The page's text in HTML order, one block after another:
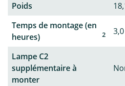
Poids
Temps de montage (en
heures)
2
Lampe C2
supplémentaire à
monter